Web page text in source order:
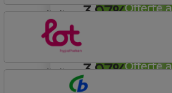
Offerte
3,97%
Offerte
annuiteit
3,97%
Centraal Beheer
Leef Hypotheek
annuiteit
Lot Hypotheken